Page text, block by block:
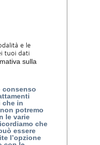
e le
tuoi dati
sulla
consenso
che in
potremo
le varie
che
essere
l’opzione